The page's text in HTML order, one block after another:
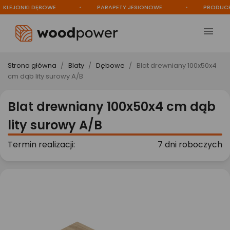
DĘBOWE PARAPETY JESIONOWE PRODUCENT

Strona główna Blaty Dębowe
Blat drewniany 100x50x4
cm dąb lity surowy A/B
Blat drewniany 100x50x4 cm dąb
lity surowy A/B
Termin realizacji: 7 dni roboczych